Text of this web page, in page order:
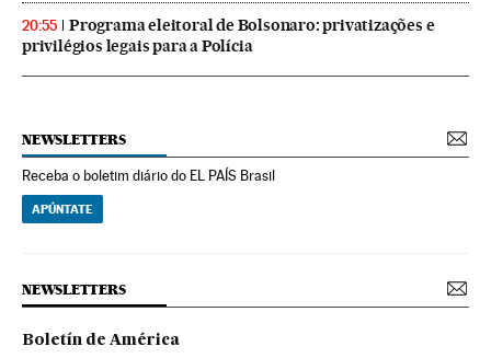
20:55
Programa eleitoral de Bolsonaro: privatizações e
privilégios legais para a Polícia
NEWSLETTERS
Receba o boletim diário do EL PAÍS Brasil
APÚNTATE
NEWSLETTERS
Boletín de América